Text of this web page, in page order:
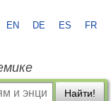
EN DE ES FR
Найти!